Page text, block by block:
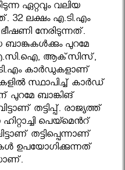
ഏറ്റവും വലിയ
32 ലക്ഷം എ.ടി.എം
നേരിടുന്നത്.
പുറമേ
ആക്‌സിസ്,
കാര്‍ഡുകളാണ്
സ്ഥാപിച്ച് കാര്‍ഡ്
പുറമേ ബാങ്കിങ്
തട്ടിപ്പ്. രാജ്യത്ത്
പെയ്മെന്‍റ്
തട്ടിപ്പെന്നാണ്
ഉപയോഗിക്കുന്നത്